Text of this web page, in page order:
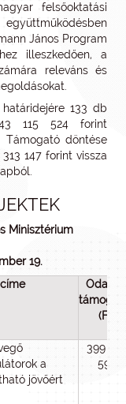
felsőoktatási
János Program
illeszkedően, a
releváns és
133 db
115 524 forint
Támogató döntése
147 forint vissza
Minisztérium
19.
(Ft)
a
jövőért
399
597